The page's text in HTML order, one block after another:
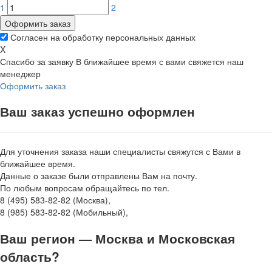
1
2
Оформить заказ
Согласен на обработку персональных данных
X
Спасибо за заявку В ближайшее время с вами свяжется наш
менеджер
Оформить заказ
Ваш заказ успешно оформлен
Для уточнения заказа наши специалисты свяжутся с Вами в
ближайшее время.
Данные о заказе были отправлены Вам на почту.
По любым вопросам обращайтесь по тел.
8 (495) 583-82-82 (Москва),
8 (985) 583-82-82 (Мобильный),
Ваш регион — Москва и Московская
область?